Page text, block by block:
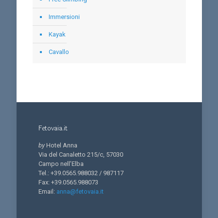
Immersioni
Kayak
Cavallo
Fetovaia.it
by Hotel Anna
Via del Canaletto 215/c, 57030
Campo nell’Elba
Tel.: +39.0565.988032 / 987117
Fax: +39.0565.988073
Email: anna@fetovaia.it